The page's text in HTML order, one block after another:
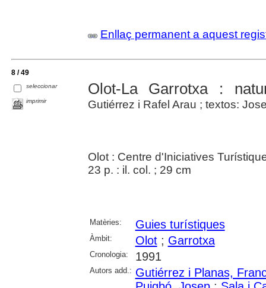
Enllaç permanent a aquest
8 / 49
seleccionar
imprimir
Olot-La Garrotxa :
Gutiérrez i Rafel Arau ; textos:
Olot : Centre d'Iniciatives
23 p. : il. col. ; 29 cm
Matèries: Guies turístiques
Àmbit: Olot; Garrotxa
Cronologia: 1991
Autors add.: Gutiérrez i Planas,